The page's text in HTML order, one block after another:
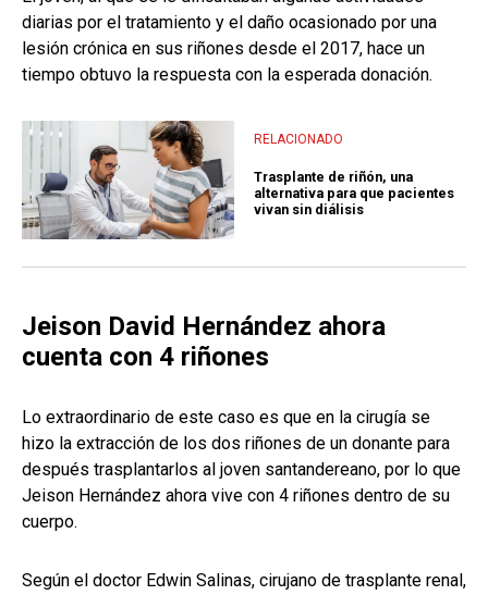
diarias por el tratamiento y el daño ocasionado por una
lesión crónica en sus riñones desde el 2017, hace un
tiempo obtuvo la respuesta con la esperada donación.
RELACIONADO
Trasplante de riñón, una
alternativa para que pacientes
vivan sin diálisis
Jeison David Hernández ahora
cuenta con 4 riñones
Lo extraordinario de este caso es que en la cirugía se
hizo la extracción de los dos riñones de un donante para
después trasplantarlos al joven santandereano, por lo que
Jeison Hernández ahora vive con 4 riñones dentro de su
cuerpo.
Según el doctor Edwin Salinas, cirujano de trasplante renal,